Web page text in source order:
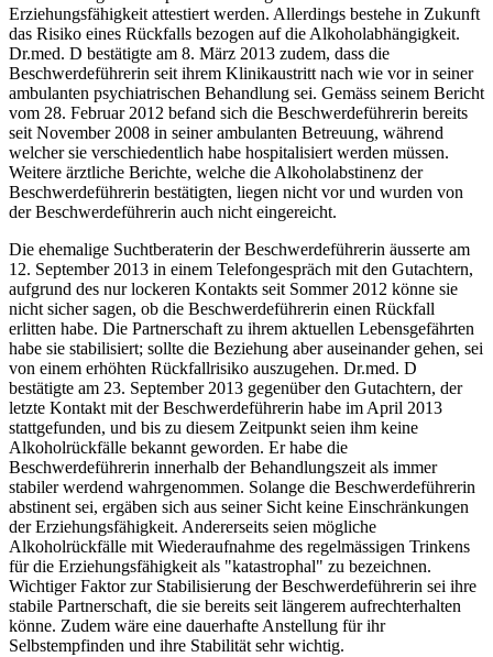
Erziehungsfähigkeit attestiert werden. Allerdings bestehe in Zukunft
das Risiko eines Rückfalls bezogen auf die Alkoholabhängigkeit.
Dr.med. D bestätigte am 8. März 2013 zudem, dass die
Beschwerdeführerin seit ihrem Klinikaustritt nach wie vor in seiner
ambulanten psychiatrischen Behandlung sei. Gemäss seinem Bericht
vom 28. Februar 2012 befand sich die Beschwerdeführerin bereits
seit November 2008 in seiner ambulanten Betreuung, während
welcher sie verschiedentlich habe hospitalisiert werden müssen.
Weitere ärztliche Berichte, welche die Alkoholabstinenz der
Beschwerdeführerin bestätigten, liegen nicht vor und wurden von
der Beschwerdeführerin auch nicht eingereicht.
Die ehemalige Suchtberaterin der Beschwerdeführerin äusserte am
12. September 2013 in einem Telefongespräch mit den Gutachtern,
aufgrund des nur lockeren Kontakts seit Sommer 2012 könne sie
nicht sicher sagen, ob die Beschwerdeführerin einen Rückfall
erlitten habe. Die Partnerschaft zu ihrem aktuellen Lebensgefährten
habe sie stabilisiert; sollte die Beziehung aber auseinander gehen, sei
von einem erhöhten Rückfallrisiko auszugehen. Dr.med. D
bestätigte am 23. September 2013 gegenüber den Gutachtern, der
letzte Kontakt mit der Beschwerdeführerin habe im April 2013
stattgefunden, und bis zu diesem Zeitpunkt seien ihm keine
Alkoholrückfälle bekannt geworden. Er habe die
Beschwerdeführerin innerhalb der Behandlungszeit als immer
stabiler werdend wahrgenommen. Solange die Beschwerdeführerin
abstinent sei, ergäben sich aus seiner Sicht keine Einschränkungen
der Erziehungsfähigkeit. Andererseits seien mögliche
Alkoholrückfälle mit Wiederaufnahme des regelmässigen Trinkens
für die Erziehungsfähigkeit als "katastrophal" zu bezeichnen.
Wichtiger Faktor zur Stabilisierung der Beschwerdeführerin sei ihre
stabile Partnerschaft, die sie bereits seit längerem aufrechterhalten
könne. Zudem wäre eine dauerhafte Anstellung für ihr
Selbstempfinden und ihre Stabilität sehr wichtig.